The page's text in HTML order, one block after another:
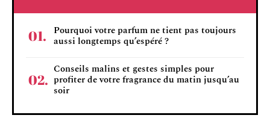
Pourquoi votre parfum ne tient pas toujours
aussi longtemps qu’espéré ?
Conseils malins et gestes simples pour
profiter de votre fragrance du matin jusqu’au
soir